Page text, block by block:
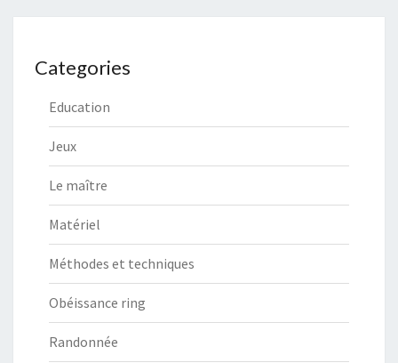
Categories
Education
Jeux
Le maître
Matériel
Méthodes et techniques
Obéissance ring
Randonnée